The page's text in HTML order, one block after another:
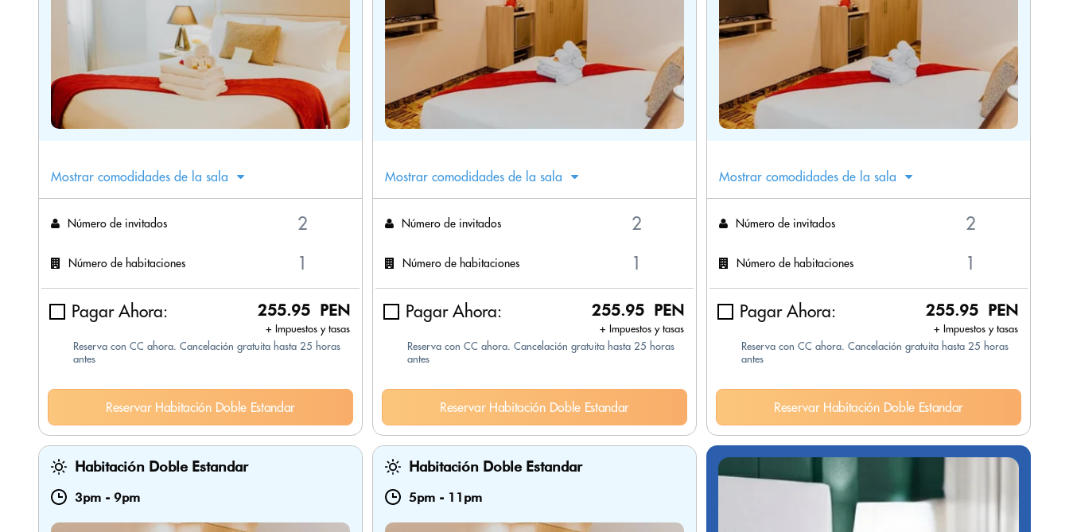
Mostrar comodidades de la sala
Número de invitados
Número de habitaciones
Pagar Ahora: 255.95 PEN
+ Impuestos y tasas
Reserva con CC ahora. Cancelación gratuita hasta 25 horas
antes
Reservar Habitación Doble Estandar
Mostrar comodidades de la sala
Número de invitados
Número de habitaciones
Pagar Ahora: 255.95 PEN
+ Impuestos y tasas
Reserva con CC ahora. Cancelación gratuita hasta 25 horas
antes
Reservar Habitación Doble Estandar
Mostrar comodidades de la sala
Número de invitados
Número de habitaciones
Pagar Ahora: 255.95 PEN
+ Impuestos y tasas
Reserva con CC ahora. Cancelación gratuita hasta 25 horas
antes
Reservar Habitación Doble Estandar
Habitación Doble Estandar
3pm - 9pm
Habitación Doble Estandar
5pm - 11pm